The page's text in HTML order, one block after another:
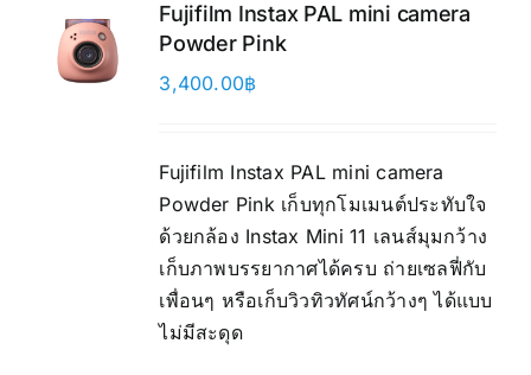
Fujifilm Instax PAL mini camera
Powder Pink
3,400.00฿
Fujifilm Instax PAL mini camera
Powder Pink เก็บทุกโมเมนต์ประทับใจ
ด้วยกล้อง Instax Mini 11 เลนส์มุมกว้าง
เก็บภาพบรรยากาศได้ครบ ถ่ายเซลฟี่กับ
เพื่อนๆ หรือเก็บวิวทิวทัศน์กว้างๆ ได้แบบ
ไม่มีสะดุด